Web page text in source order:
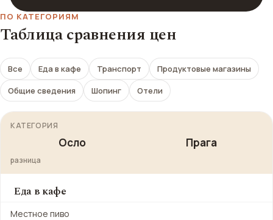
ПО КАТЕГОРИЯМ
Таблица сравнения цен
Все Еда в кафе Транспорт
Продуктовые магазины
Общие сведения
Шопинг Отели
КАТЕГОРИЯ
Осло Прага
разница
Еда в кафе
Местное пиво